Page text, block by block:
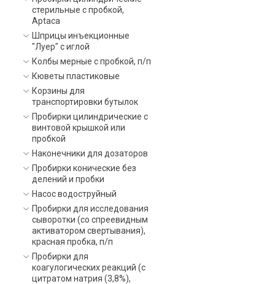
стерильные с пробкой,
Aptaca
Шприцы инъекционные
"Луер" с иглой
Колбы мерные с пробкой, п/п
Кюветы пластиковые
Корзины для
транспортировки бутылок
Пробирки цилиндрические с
винтовой крышкой или
пробкой
Наконечники для дозаторов
Пробирки конические без
делений и пробки
Насос водоструйный
Пробирки для исследования
сыворотки (со спреевидным
активатором свертывания),
красная пробка, п/п
Пробирки для
коагулогических реакций (с
цитратом натрия (3,8%),